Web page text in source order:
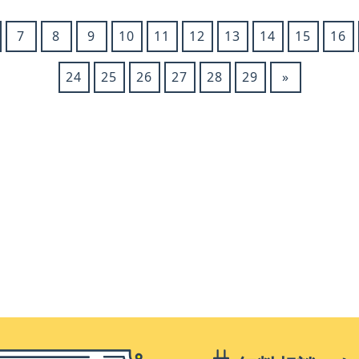
7 8 9 10 11 12 13 14 15 16
24 25 26 27 28 29 »